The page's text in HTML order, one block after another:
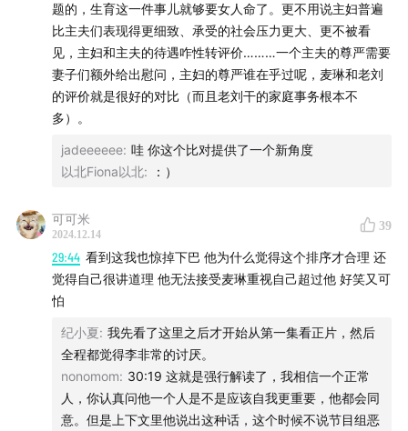
题的，生育这一件事儿就够要女人命了。更不用说主妇普遍
比主夫们表现得更细致、承受的社会压力更大、更不被看
见，主妇和主夫的待遇咋性转评价………一个主夫的尊严需要
妻子们额外给出慰问，主妇的尊严谁在乎过呢，麦琳和老刘
的评价就是很好的对比（而且老刘干的家庭事务根本不
多）。
jadeeeeee: 哇 你这个比对提供了一个新角度
以北Fiona以北: ：）
可可米
2024.12.14
39
29:44 看到这我也惊掉下巴 他为什么觉得这个排序才合理 还
觉得自己很讲道理 他无法接受麦琳重视自己超过他 好笑又可
怕
纪小夏: 我先看了这里之后才开始从第一集看正片，然后
全程都觉得李非常的讨厌。
nonomom: 30:19 这就是强行解读了，我相信一个正常
人，你认真问他一个人是不是应该自我更重要，他都会同
意。但是上下文里他说出这种话，这个时候不说节目组恶